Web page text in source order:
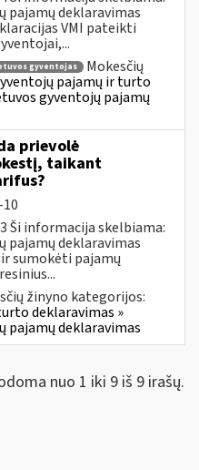
pajamų deklaravimas
VMI pateikti
gyventojas
Mokesčių
pajamų ir turto
gyventojų pajamų
prievolė
taikant
Ši informacija skelbiama:
pajamų deklaravimas
sumokėti pajamų
žinyno kategorijos:
deklaravimas »
pajamų deklaravimas
nuo 1 iki 9 iš 9 irašų.